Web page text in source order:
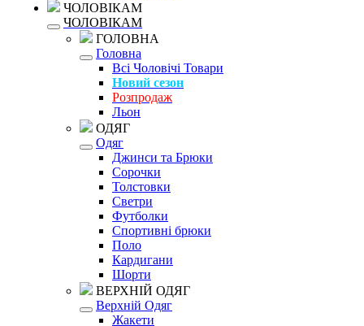
ЧОЛОВІКАМ
ЧОЛОВІКАМ
ГОЛОВНА
Головна
Всі Чоловічі Товари
Новий сезон
Розпродаж
Льон
ОДЯГ
Одяг
Джинси та Брюки
Сорочки
Толстовки
Светри
Футболки
Спортивні брюки
Поло
Кардигани
Шорти
ВЕРХНІЙ ОДЯГ
Верхній Одяг
Жакети